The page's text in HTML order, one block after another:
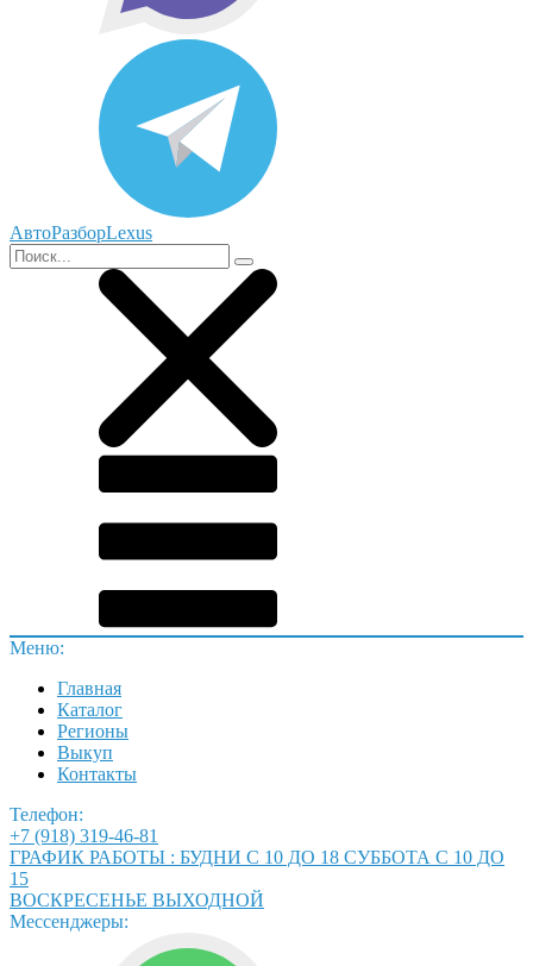
АвтоРазборLexus
Меню:
Главная
Каталог
Регионы
Выкуп
Контакты
Телефон:
+7 (918) 319-46-81
ГРАФИК РАБОТЫ : БУДНИ С 10 ДО 18 СУББОТА С 10 ДО
15
ВОСКРЕСЕНЬЕ ВЫХОДНОЙ
Мессенджеры: